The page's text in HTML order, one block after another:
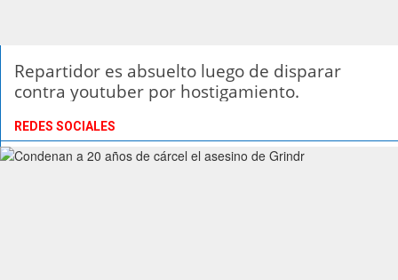
Repartidor es absuelto luego de disparar
contra youtuber por hostigamiento.
REDES SOCIALES